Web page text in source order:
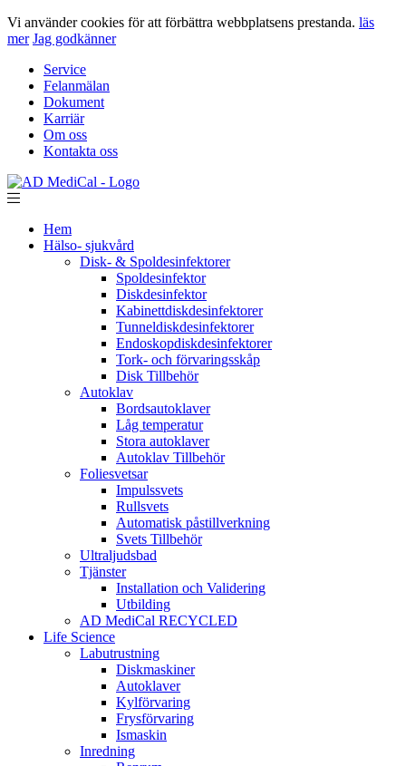
Vi använder cookies för att förbättra webbplatsens prestanda. läs
mer Jag godkänner
Service
Felanmälan
Dokument
Karriär
Om oss
Kontakta oss
Hem
Hälso- sjukvård
Disk- & Spoldesinfektorer
Spoldesinfektor
Diskdesinfektor
Kabinettdiskdesinfektorer
Tunneldiskdesinfektorer
Endoskopdiskdesinfektorer
Tork- och förvaringsskåp
Disk Tillbehör
Autoklav
Bordsautoklaver
Låg temperatur
Stora autoklaver
Autoklav Tillbehör
Foliesvetsar
Impulssvets
Rullsvets
Automatisk påstillverkning
Svets Tillbehör
Ultraljudsbad
Tjänster
Installation och Validering
Utbilding
AD MediCal RECYCLED
Life Science
Labutrustning
Diskmaskiner
Autoklaver
Kylförvaring
Frysförvaring
Ismaskin
Inredning